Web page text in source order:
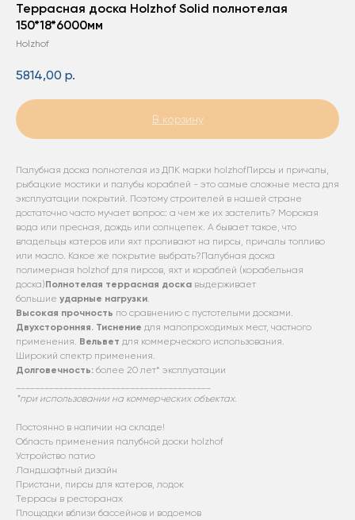
Террасная доска Holzhof Solid полнотелая
150*18*6000мм
Holzhof
5814,00 р.
В корзину
Палубная доска полнотелая из ДПК марки holzhofПирсы и причалы,
рыбацкие мостики и палубы кораблей - это самые сложные места для
эксплуатации покрытий. Поэтому строителей в нашей стране
достаточно часто мучает вопрос: а чем же их застелить? Морская
вода или пресная, дождь или солнцепек. А бывает такое, что
владельцы катеров или яхт проливают на пирсы, причалы топливо
или масло. Какое же покрытие выбрать?Палубная доска
полимерная holzhof для пирсов, яхт и кораблей (корабельная
доска)Полнотелая террасная доска выдерживает
большие ударные нагрузки.
Высокая прочность по сравнению с пустотелыми досками.
Двухсторонняя. Тиснение для малопроходимых мест, частного
применения. Вельвет для коммерческого использования.
Широкий спектр применения.
Долговечность: более 20 лет* эксплуатации
*при использовании на коммерческих объектах.
Постоянно в наличии на складе!
Область применения палубной доски holzhof
Устройство патио
Ландшафтный дизайн
Пристани, пирсы для катеров, лодок
Террасы в ресторанах
Площадки вблизи бассейнов и водоемов